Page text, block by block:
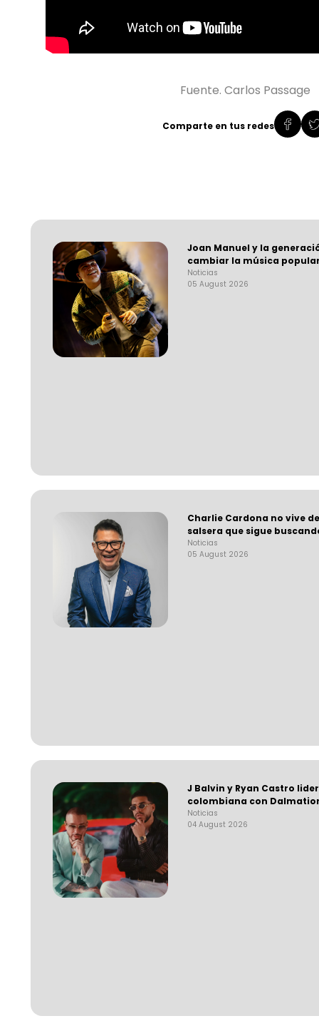
Joan Manuel y la
cambiar la música
Noticias
05 August 2026
Charlie Cardona no vive
salsera que sigue
Noticias
05 August 2026
J Balvin y Ryan Castro
colombiana con
Noticias
04 August 2026
Fuente. Carlos Passage
Comparte en tus redes